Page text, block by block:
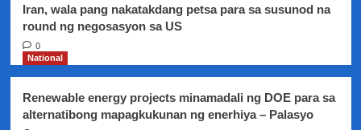
Iran, wala pang nakatakdang petsa para sa susunod na
round ng negosasyon sa US
0
National
Renewable energy projects minamadali ng DOE para sa
alternatibong mapagkukunan ng enerhiya – Palasyo